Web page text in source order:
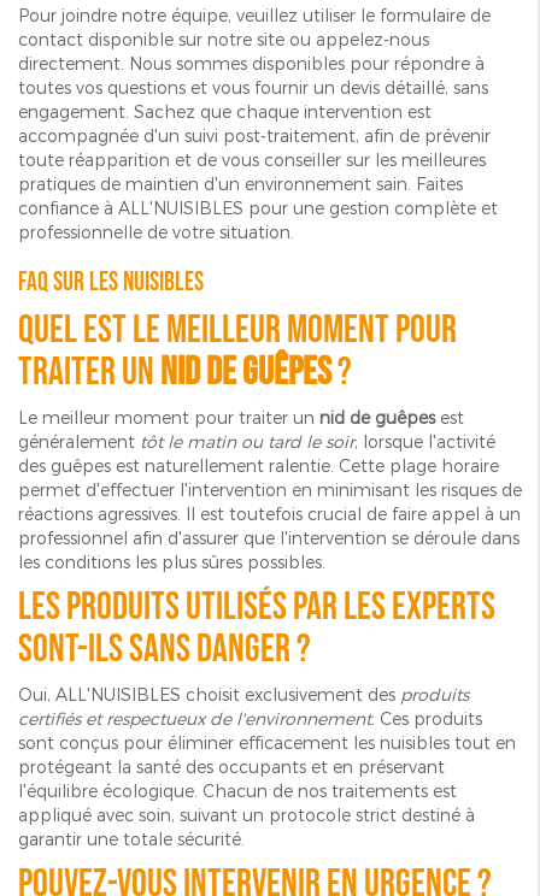
Pour joindre notre équipe, veuillez utiliser le formulaire de
contact disponible sur notre site ou appelez-nous
directement. Nous sommes disponibles pour répondre à
toutes vos questions et vous fournir un devis détaillé, sans
engagement. Sachez que chaque intervention est
accompagnée d'un suivi post-traitement, afin de prévenir
toute réapparition et de vous conseiller sur les meilleures
pratiques de maintien d'un environnement sain. Faites
confiance à ALL'NUISIBLES pour une gestion complète et
professionnelle de votre situation.
FAQ sur les nuisibles
Quel est le meilleur moment pour
traiter unnid de guêpes?
Le meilleur moment pour traiter un nid de guêpesest
généralement tôt le matin ou tard le soir, lorsque l'activité
des guêpes est naturellement ralentie. Cette plage horaire
permet d'effectuer l'intervention en minimisant les risques de
réactions agressives. Il est toutefois crucial de faire appel à un
professionnel afin d'assurer que l'intervention se déroule dans
les conditions les plus sûres possibles.
Les produits utilisés par les experts
sont-ils sans danger ?
Oui, ALL'NUISIBLES choisit exclusivement des produits
certifiés et respectueux de l'environnement. Ces produits
sont conçus pour éliminer efficacement les nuisibles tout en
protégeant la santé des occupants et en préservant
l'équilibre écologique. Chacun de nos traitements est
appliqué avec soin, suivant un protocole strict destiné à
garantir une totale sécurité.
Pouvez-vous intervenir en urgence ?